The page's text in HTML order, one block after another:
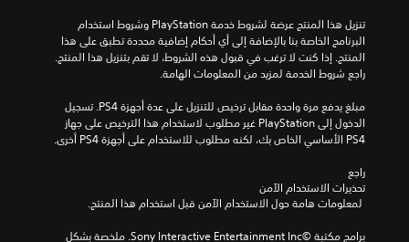
تنزيل هذا المنتج عرضة لشروط خدمة‫ PlayStation وشروط استخدام
البرنامج الخاصة بنا بالإضافة إلى أي أحكام إضافية محددة تطبق على هذا
المنتج. إذا كنت لا ترغب في قبول هذه الشروط، لا تقم بتنزيل هذا المنتج.
راجع شروط الخدمة لمزيد من المعلومات الهامة.
مبلغ يدفع مرة واحدة مقابل ترخيص للتنزيل على عدة أجهزة PS4. تسجيل
الدخول إلى PlayStation غير مطلوب لاستخدام هذا الترخيص على جهاز
PS4 الأساسي الخاص بك، لكنه مطلوب للاستخدام على أجهزة PS4 أخرى.
راجع
تحذيرات الاستخدام الآمن
برامج مكتبة ©Sony Interactive Entertainment Inc. ملخصة بشكل